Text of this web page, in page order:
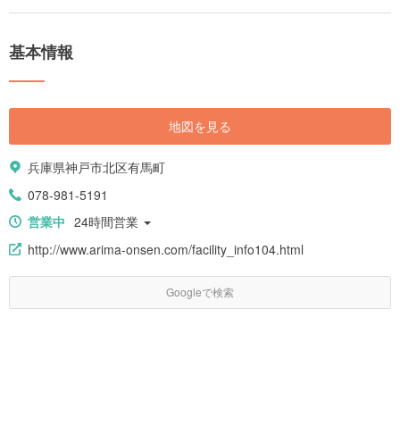
多くの人たちが訪れてきた歴史を感じさせます。 六甲山頂へもロープウェ
せて六甲山頂での色々なレジャーも楽しめます。人気の観光スポットやご
ご紹介いたします！
基本情報
地図を見る
兵庫県神戸市北区有馬町
078-981-5191
営業中 24時間営業
http://www.arima-onsen.com/facility_info104.html
Googleで検索